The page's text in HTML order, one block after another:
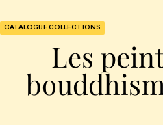
CATALOGUE COLLECTIONS
Les